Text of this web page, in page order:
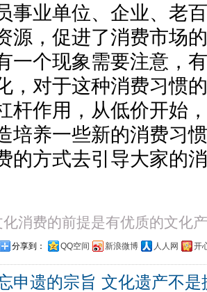
事业单位、企业、老
源，促进了消费市场
一个现象需要注意，
，对于这种消费习惯
杆作用，从低价开始
培养一些新的消费习
的方式去引导大家的
化消费的前提是有优质的文化
分享到： QQ空间 新浪微博 人人网 开
申遗的宗旨 文化遗产不是